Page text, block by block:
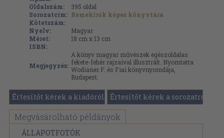
Oldalszám:
395 oldal
Sorozatcím: Remekirók képes könyvtára
Kötetszám:
Nyelv:
Magyar
Méret:
18 cm x 13 cm
ISBN:
Megjegyzés:
A könyv magyar művészek egészoldalas
fekete-fehér rajzaival illusztrált. Nyomtatta
Wodianer F. és Fiai könyvnyomdája,
Budapest.
Értesítőt kérek a kiadóról Értesítőt kérek a sorozatról
Megvásárolható példányok
ÁLLAPOTFOTÓK